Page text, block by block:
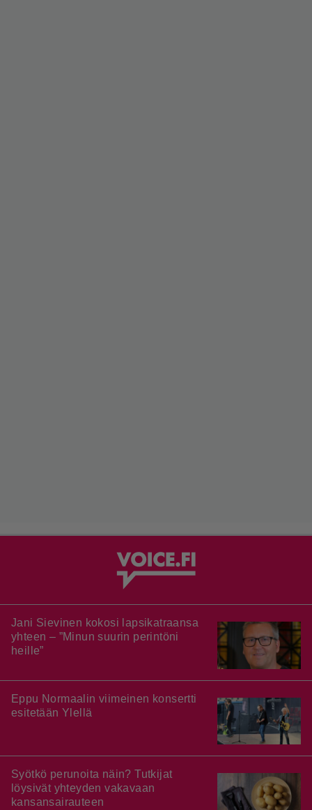
Jani Sievinen kokosi lapsikatraansa
yhteen – ”Minun suurin perintöni
heille”
Eppu Normaalin viimeinen konsertti
esitetään Ylellä
Syötkö perunoita näin? Tutkijat
löysivät yhteyden vakavaan
kansansairauteen